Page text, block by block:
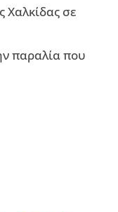
Χαλκίδας σε
παραλία που